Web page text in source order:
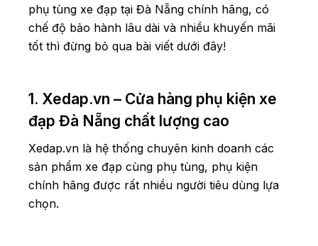
phụ tùng xe đạp tại Đà Nẵng chính hãng, có
chế độ bảo hành lâu dài và nhiều khuyến mãi
tốt thì đừng bỏ qua bài viết dưới đây!
1. Xedap.vn – Cửa hàng phụ kiện xe
đạp Đà Nẵng chất lượng cao
Xedap.vn là hệ thống chuyên kinh doanh các
sản phẩm xe đạp cùng phụ tùng, phụ kiện
chính hãng được rất nhiều người tiêu dùng lựa
chọn.